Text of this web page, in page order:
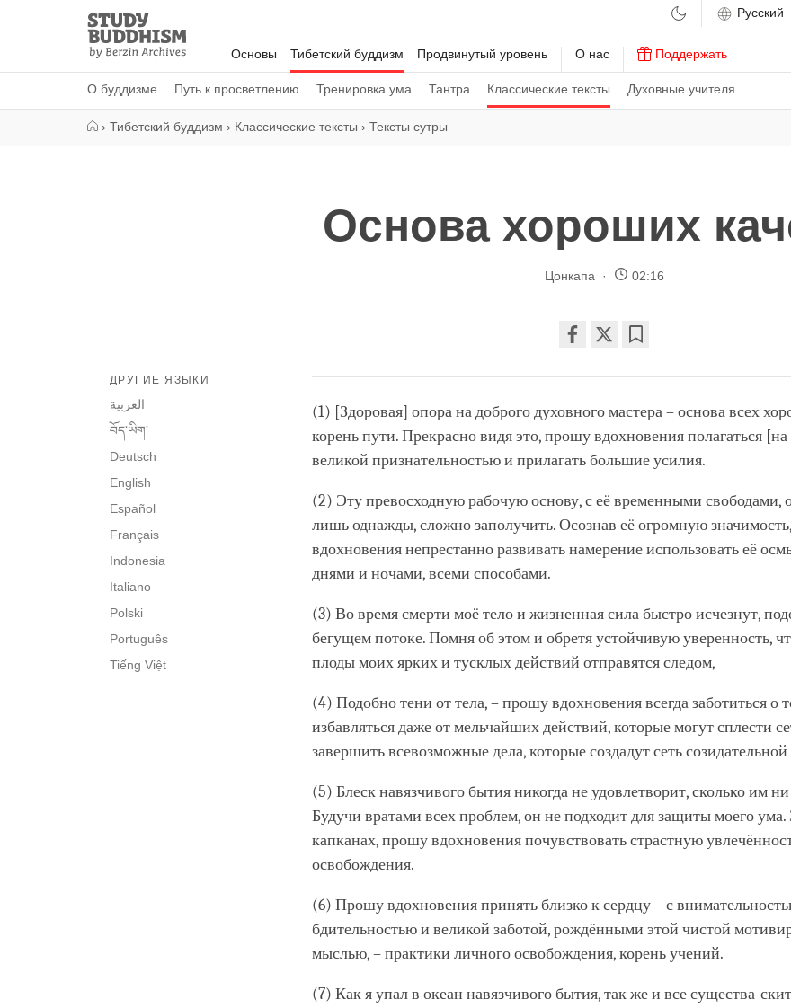
Study
Buddhism
Home
Основы Тибетский буддизм
О буддизме Путь к просветлению Тренировка ума Тантра Классические тексты Духовные учителя
Продвинутый уровень О нас Поддержать
› Тибетский буддизм › Классические тексты › Тексты сутры
Основа хороших
Цонкапа 02:16
on
facebook
ДРУГИЕ ЯЗЫКИ
العربية
བོད་ཡིག་
Deutsch
English
Español
Français
Indonesia
Italiano
Polski
Português
Tiếng Việt
(1) [Здоровая] опора на доброго духовного мастера – основа всех
корень пути. Прекрасно видя это, прошу вдохновения полагаться
великой признательностью и прилагать большие усилия.
(2) Эту превосходную рабочую основу, с её временными свободами,
лишь однажды, сложно заполучить. Осознав её огромную
вдохновения непрестанно развивать намерение использовать её
днями и ночами, всеми способами.
(3) Во время смерти моё тело и жизненная сила быстро исчезнут,
бегущем потоке. Помня об этом и обретя устойчивую уверенность,
плоды моих ярких и тусклых действий отправятся следом,
(4) Подобно тени от тела, – прошу вдохновения всегда заботиться о
избавляться даже от мельчайших действий, которые могут сплести
завершить всевозможные дела, которые создадут сеть
(5) Блеск навязчивого бытия никогда не удовлетворит, сколько им
Будучи вратами всех проблем, он не подходит для защиты моего ума.
капканах, прошу вдохновения почувствовать страстную
освобождения.
(6) Прошу вдохновения принять близко к сердцу – с
бдительностью и великой заботой, рождёнными этой чистой
мыслью, – практики личного освобождения, корень учений.
(7) Как я упал в океан навязчивого бытия, так же и все существа-